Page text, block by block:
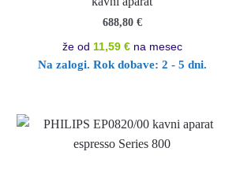
688,80 €
že od 11,59 €na mesec
Na zalogi. Rok dobave: 2 - 5 dni.